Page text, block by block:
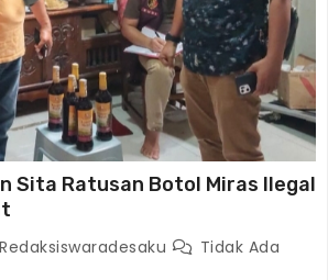
Sita Ratusan Botol Miras Ilegal
Redaksiswaradesaku
Tidak Ada